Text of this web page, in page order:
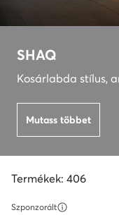
SHAQ
Kosárlabda stílus,
Mutass többet
Termékek: 406
Szponzorált